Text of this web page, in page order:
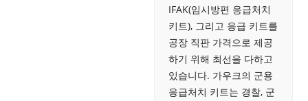
IFAK(임시방편 응급처치
키트), 그리고 응급 키트를
공장 직판 가격으로 제공
하기 위해 최선을 다하고
있습니다. 가우크의 군용
응급처치 키트는 경찰, 군